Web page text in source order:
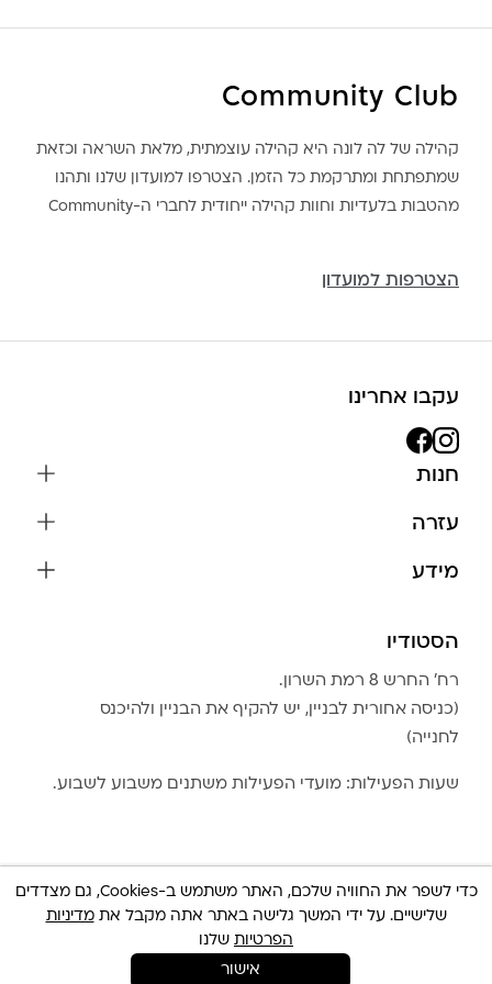
Community Club
קהילה של לה לונה היא קהילה עוצמתית, מלאת השראה וכזאת
שמתפתחת ומתרקמת כל הזמן. הצטרפו למועדון שלנו ותהנו
מהטבות בלעדיות וחוות קהילה ייחודית לחברי ה-Community
הצטרפות למועדון
עקבו אחרינו
חנות
צמידים
בגדים
אביזרים
גברים
LA LUNA HOME
עזרה
צור קשר
מידע
שמירה על התכשיטים
הצהרת נגישות
טבלת מידות טבעות
Community Club
הסטודיו
רח׳ החרש 8 רמת השרון.
(כניסה אחורית לבניין, יש להקיף את הבניין ולהיכנס
לחנייה)
שעות הפעילות: מועדי הפעילות משתנים משבוע לשבוע.
© כל הזכויות שמורות 2025 Built By IWP
כדי לשפר את החוויה שלכם, האתר משתמש ב-Cookies, גם מצדדים
שלישיים. על ידי המשך גלישה באתר אתה מקבל אתמדיניות
הפרטיות שלנו
אישור
צריכה עזרה ?